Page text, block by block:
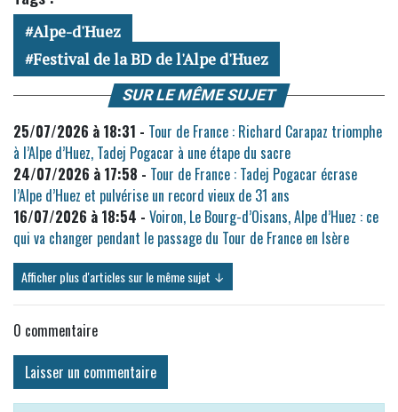
Alpe-d'Huez
Festival de la BD de l'Alpe d'Huez
SUR LE MÊME SUJET
25/07/2026 à 18:31 - Tour de France : Richard Carapaz triomphe
à l’Alpe d’Huez, Tadej Pogacar à une étape du sacre
24/07/2026 à 17:58 - Tour de France : Tadej Pogacar écrase
l’Alpe d’Huez et pulvérise un record vieux de 31 ans
16/07/2026 à 18:54 - Voiron, Le Bourg-d’Oisans, Alpe d’Huez : ce
qui va changer pendant le passage du Tour de France en Isère
Afficher plus d'articles sur le même sujet ↓
0 commentaire
Laisser un commentaire